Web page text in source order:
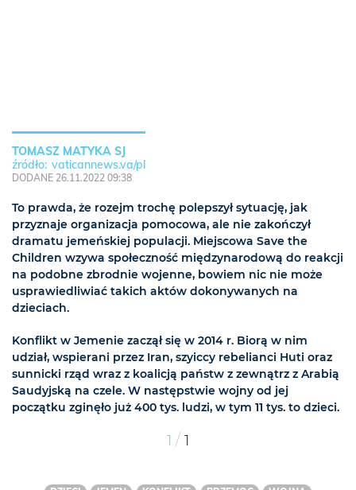
TOMASZ MATYKA SJ
vaticannews.va/pl
DODANE 26.11.2022 09:38
To prawda, że rozejm trochę polepszył sytuację, jak
przyznaje organizacja pomocowa, ale nie zakończył
dramatu jemeńskiej populacji. Miejscowa Save the
Children wzywa społeczność międzynarodową do reakcji
na podobne zbrodnie wojenne, bowiem nic nie może
usprawiedliwiać takich aktów dokonywanych na
dzieciach.
Konflikt w Jemenie zaczął się w 2014 r. Biorą w nim
udział, wspierani przez Iran, szyiccy rebelianci Huti oraz
sunnicki rząd wraz z koalicją państw z zewnątrz z Arabią
Saudyjską na czele. W następstwie wojny od jej
początku zginęło już 400 tys. ludzi, w tym 11 tys. to dzieci.
1 / 1